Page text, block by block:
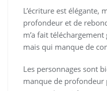
L’écriture est élégante,
profondeur et de
m’a fait
mais qui manque de
Les personnages sont
manque de profondeur